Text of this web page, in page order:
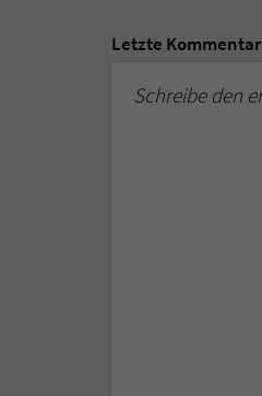
Letzte
Schreibe den